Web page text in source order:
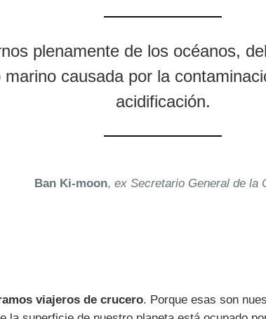
plenamente de los océanos,
causada por la
acidificación.
Ban Ki-moon, ex Secretario General de la
viajeros de crucero. Porque esas son